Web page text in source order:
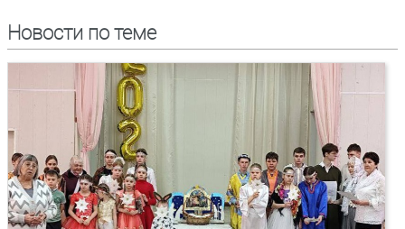
Новости по теме